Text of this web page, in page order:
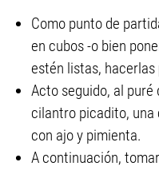
Como punto de
en cubos -o bien
estén listas, hacerlas
Acto seguido, al puré
cilantro picadito, una
con ajo y pimienta.
A continuación,